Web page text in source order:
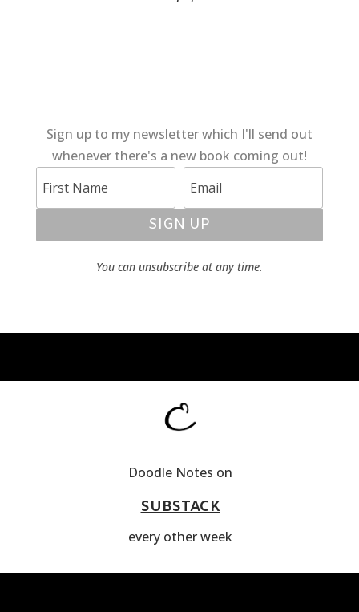
Sign up to my newsletter which I'll send out
whenever there's a new book coming out!
SIGN UP
You can unsubscribe at any time.
Doodle Notes on
SUBSTACK
every other week